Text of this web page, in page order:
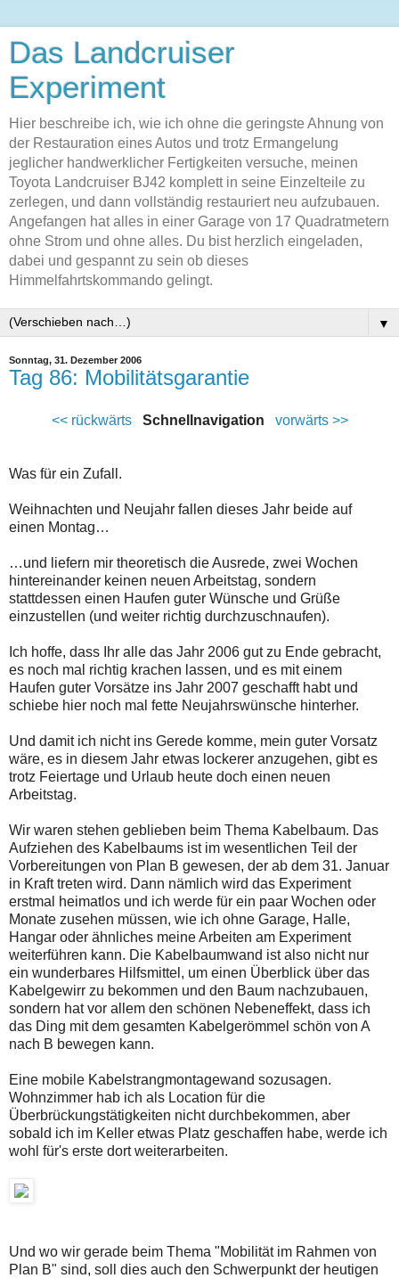
Das Landcruiser
Experiment
Hier beschreibe ich, wie ich ohne die geringste Ahnung von
der Restauration eines Autos und trotz Ermangelung
jeglicher handwerklicher Fertigkeiten versuche, meinen
Toyota Landcruiser BJ42 komplett in seine Einzelteile zu
zerlegen, und dann vollständig restauriert neu aufzubauen.
Angefangen hat alles in einer Garage von 17 Quadratmetern
ohne Strom und ohne alles. Du bist herzlich eingeladen,
dabei und gespannt zu sein ob dieses
Himmelfahrtskommando gelingt.
▼
Sonntag, 31. Dezember 2006
Tag 86: Mobilitätsgarantie
<< rückwärtsSchnellnavigation vorwärts >>
Was für ein Zufall.
Weihnachten und Neujahr fallen dieses Jahr beide auf
einen Montag…
…und liefern mir theoretisch die Ausrede, zwei Wochen
hintereinander keinen neuen Arbeitstag, sondern
stattdessen einen Haufen guter Wünsche und Grüße
einzustellen (und weiter richtig durchzuschnaufen).
Ich hoffe, dass Ihr alle das Jahr 2006 gut zu Ende gebracht,
es noch mal richtig krachen lassen, und es mit einem
Haufen guter Vorsätze ins Jahr 2007 geschafft habt und
schiebe hier noch mal fette Neujahrswünsche hinterher.
Und damit ich nicht ins Gerede komme, mein guter Vorsatz
wäre, es in diesem Jahr etwas lockerer anzugehen, gibt es
trotz Feiertage und Urlaub heute doch einen neuen
Arbeitstag.
Wir waren stehen geblieben beim Thema Kabelbaum. Das
Aufziehen des Kabelbaums ist im wesentlichen Teil der
Vorbereitungen von Plan B gewesen, der ab dem 31. Januar
in Kraft treten wird. Dann nämlich wird das Experiment
erstmal heimatlos und ich werde für ein paar Wochen oder
Monate zusehen müssen, wie ich ohne Garage, Halle,
Hangar oder ähnliches meine Arbeiten am Experiment
weiterführen kann. Die Kabelbaumwand ist also nicht nur
ein wunderbares Hilfsmittel, um einen Überblick über das
Kabelgewirr zu bekommen und den Baum nachzubauen,
sondern hat vor allem den schönen Nebeneffekt, dass ich
das Ding mit dem gesamten Kabelgerömmel schön von A
nach B bewegen kann.
Eine mobile Kabelstrangmontagewand sozusagen.
Wohnzimmer hab ich als Location für die
Überbrückungstätigkeiten nicht durchbekommen, aber
sobald ich im Keller etwas Platz geschaffen habe, werde ich
wohl für's erste dort weiterarbeiten.
Und wo wir gerade beim Thema "Mobilität im Rahmen von
Plan B" sind, soll dies auch den Schwerpunkt der heutigen